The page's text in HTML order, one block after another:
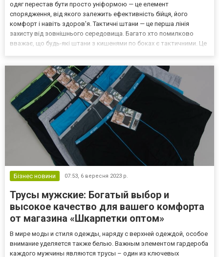
одяг перестав бути просто уніформою — це елемент
спорядження, від якого залежить ефективність бійця, його
комфорт і навіть здоров'я. Тактичні штани — це перша лінія
захисту від зовнішнього середовища. Багато хто помилково
вважає, що будь-які штани з кишенями по боках є тактичними. Це
Бізнес новини 07:53, 6 вересня 2023 р.
Трусы мужские: Богатый выбор и
высокое качество для вашего комфорта
от магазина «Шкарпетки оптом»
В мире моды и стиля одежды, наряду с верхней одеждой, особое
внимание уделяется также белью. Важным элементом гардероба
каждого мужчины являются трусы – один из ключевых